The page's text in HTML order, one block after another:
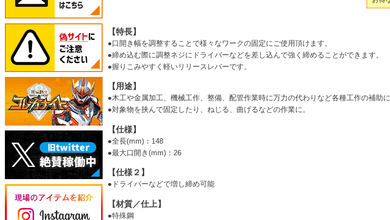
【特長】
●口開き幅を調整することで様々なワークの固定にご使用頂けます。
●締め込む際に調整ネジにドライバーなどを差し込んで強く締めることができます。
●握りこみやすく軽いリリースレバーです。
【用途】
●木工や金属加工、機械工作、整備、配管作業時に万力の代わりなど各種工作の補助に
●対象物を挟んで固定したり、ねじる、曲げるなどの作業に。
【仕様】
●全長(mm)：148
●最大口開き(mm)：26
【仕様２】
●ドライバーなどで増し締め可能
【材質／仕上】
●特殊鋼